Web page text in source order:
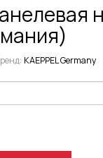
KAEPPEL Germany